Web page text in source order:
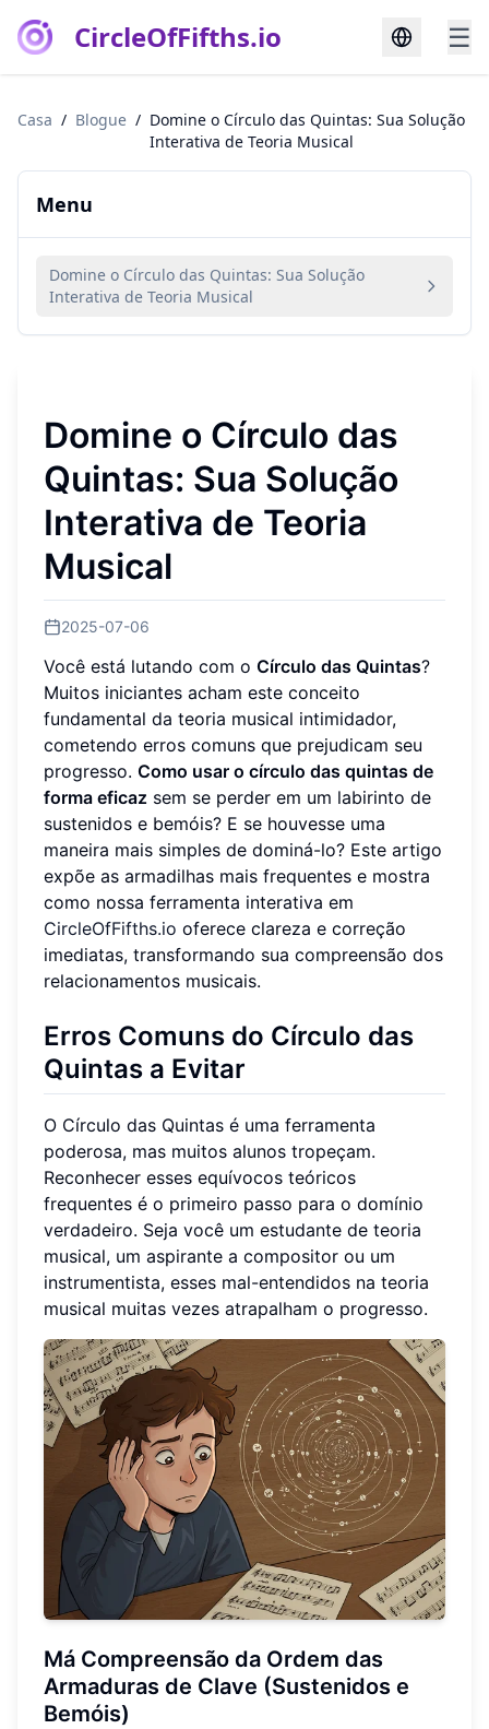
CircleOfFifths.io ☰
Casa / Blogue / Domine o Círculo das Quintas: Sua Solução
Interativa de Teoria Musical
Menu
Domine o Círculo das Quintas: Sua Solução
Interativa de Teoria Musical
Domine o Círculo das
Quintas: Sua Solução
Interativa de Teoria
Musical
2025-07-06
Você está lutando com o Círculo das Quintas?
Muitos iniciantes acham este conceito
fundamental da teoria musical intimidador,
cometendo erros comuns que prejudicam seu
progresso. Como usar o círculo das quintas de
forma eficaz sem se perder em um labirinto de
sustenidos e bemóis? E se houvesse uma
maneira mais simples de dominá-lo? Este artigo
expõe as armadilhas mais frequentes e mostra
como nossa ferramenta interativa em
CircleOfFifths.io oferece clareza e correção
imediatas, transformando sua compreensão dos
relacionamentos musicais.
Erros Comuns do Círculo das
Quintas a Evitar
O Círculo das Quintas é uma ferramenta
poderosa, mas muitos alunos tropeçam.
Reconhecer esses equívocos teóricos
frequentes é o primeiro passo para o domínio
verdadeiro. Seja você um estudante de teoria
musical, um aspirante a compositor ou um
instrumentista, esses mal-entendidos na teoria
musical muitas vezes atrapalham o progresso.
Má Compreensão da Ordem das
Armaduras de Clave (Sustenidos e
Bemóis)